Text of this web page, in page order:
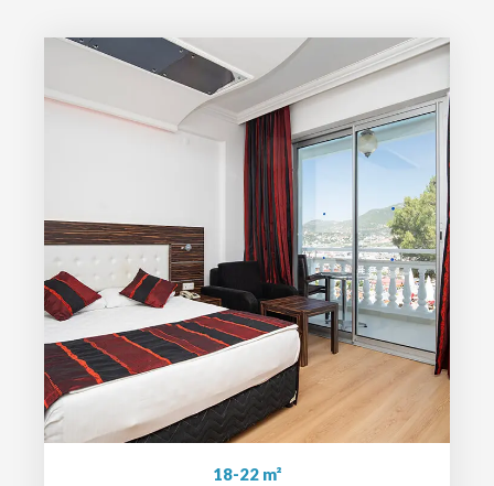
18-22 m²